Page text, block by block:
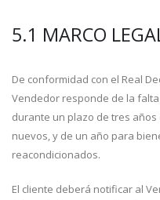
5.1 MARCO
De conformidad con el Real
Vendedor responde de la
durante un plazo de tres
nuevos, y de un año para
reacondicionados.
El cliente deberá notificar al